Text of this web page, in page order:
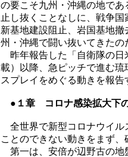
の要こそ九州・沖縄の地で
止し抜くことなしに、戦争
新基地建設阻止、岩国基地
州・沖縄で闘い抜いてきたの
昨年報告した「自衛隊の日
載）以降、急ピッチで進む
スプレイをめぐる動きを報告
●１章 コロナ感染拡大下
全世界で新型コロナウイル
ことのできない動きをまず
第一は、安倍が辺野古の地